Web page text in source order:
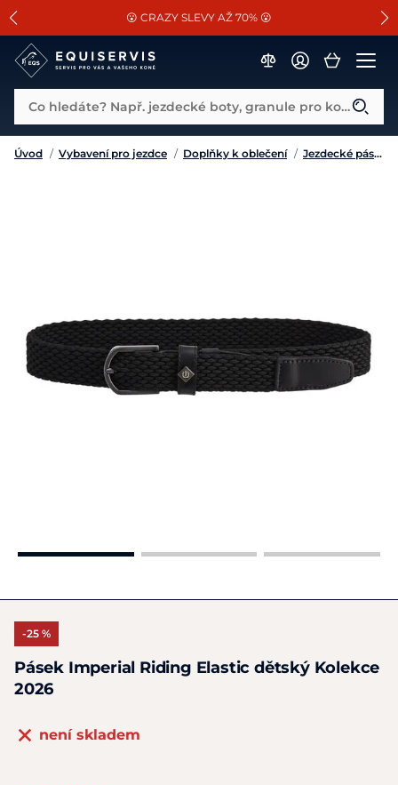
SLEVA 13% na vše od Cassini!
😮 CRAZY SLEVY AŽ 70% 😮
📐Pasování a doplňky k vybraným sedlům ZDARMA 🐴
Co hledáte? Např. jezdecké boty, granule pro koně...
Úvod / Vybavení pro jezdce / Doplňky k oblečení / Jezdecké pásky a opasky
-25 %
Pásek Imperial Riding Elastic dětský Kolekce
2026
není skladem